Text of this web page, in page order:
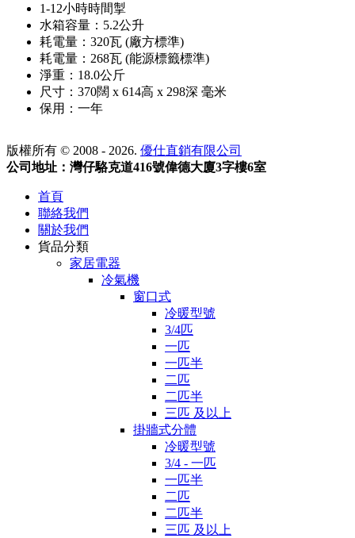
1-12小時時間掣
水箱容量：5.2公升
耗電量：320瓦 (廠方標準)
耗電量：268瓦 (能源標籤標準)
淨重：18.0公斤
尺寸：370闊 x 614高 x 298深 毫米
保用：一年
版權所有 © 2008 - 2026. 優仕直銷有限公司
公司地址：灣仔駱克道416號偉德大廈3字樓6室
首頁
聯絡我們
關於我們
貨品分類
家居電器
冷氣機
窗口式
冷暖型號
3/4匹
一匹
一匹半
二匹
二匹半
三匹 及以上
掛牆式分體
冷暖型號
3/4 - 一匹
一匹半
二匹
二匹半
三匹 及以上